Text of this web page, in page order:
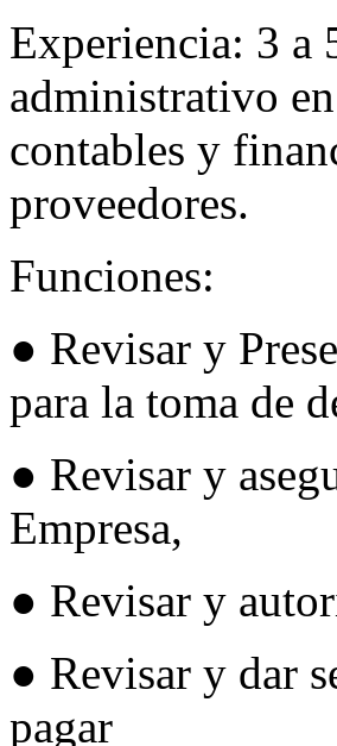
Experiencia: 3 a
administrativo
contables y
proveedores.
Funciones:
● Revisar y
para la toma de
● Revisar y
Empresa,
● Revisar y
● Revisar y dar
pagar